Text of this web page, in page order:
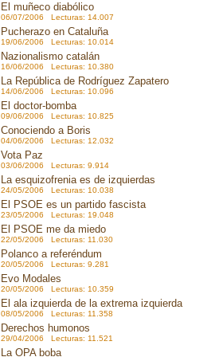
El muñeco diabólico
06/07/2006 Lecturas: 14.007
Pucherazo en Cataluña
19/06/2006 Lecturas: 10.014
Nazionalismo catalán
16/06/2006 Lecturas: 10.380
La República de Rodríguez Zapatero
14/06/2006 Lecturas: 10.096
El doctor-bomba
09/06/2006 Lecturas: 10.825
Conociendo a Boris
04/06/2006 Lecturas: 12.032
Vota Paz
03/06/2006 Lecturas: 9.914
La esquizofrenia es de izquierdas
24/05/2006 Lecturas: 10.038
El PSOE es un partido fascista
23/05/2006 Lecturas: 19.048
El PSOE me da miedo
22/05/2006 Lecturas: 11.030
Polanco a referéndum
20/05/2006 Lecturas: 9.281
Evo Modales
20/05/2006 Lecturas: 10.359
El ala izquierda de la extrema izquierda
08/05/2006 Lecturas: 11.358
Derechos humonos
29/04/2006 Lecturas: 11.521
La OPA boba